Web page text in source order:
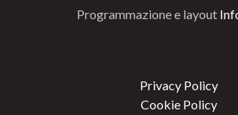
Programmazione e layout
Privacy Policy
Cookie Policy